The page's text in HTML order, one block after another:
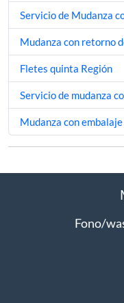
Servicio de Mudanza
Mudanza con retorno
Fletes quinta Región
Servicio de mudanza
Mudanza con
Fono/